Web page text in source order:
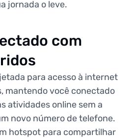
jornada o leve.
com
para acesso à internet
mantendo você conectado
atividades online sem a
novo número de telefone.
hotspot para compartilhar